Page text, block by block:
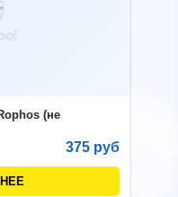
(не
375 руб